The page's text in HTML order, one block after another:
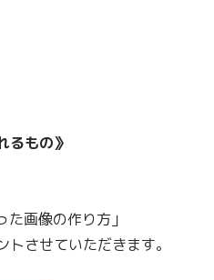
るもの》
画像の作り方」
させていただきます。